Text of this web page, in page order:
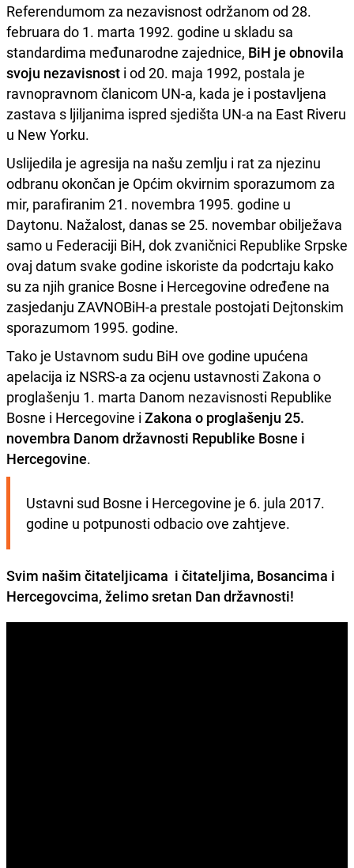
Referendumom za nezavisnost održanom od 28.
februara do 1. marta 1992. godine u skladu sa
standardima međunarodne zajednice, BiH je obnovila
svoju nezavisnost i od 20. maja 1992, postala je
ravnopravnom članicom UN-a, kada je i postavljena
zastava s ljiljanima ispred sjedišta UN-a na East Riveru
u New Yorku.
Uslijedila je agresija na našu zemlju i rat za njezinu
odbranu okončan je Općim okvirnim sporazumom za
mir, parafiranim 21. novembra 1995. godine u
Daytonu. Nažalost, danas se 25. novembar obilježava
samo u Federaciji BiH, dok zvaničnici Republike Srpske
ovaj datum svake godine iskoriste da podcrtaju kako
su za njih granice Bosne i Hercegovine određene na
zasjedanju ZAVNOBiH-a prestale postojati Dejtonskim
sporazumom 1995. godine.
Tako je Ustavnom sudu BiH ove godine upućena
apelacija iz NSRS-a za ocjenu ustavnosti Zakona o
proglašenju 1. marta Danom nezavisnosti Republike
Bosne i Hercegovine i Zakona o proglašenju 25.
novembra Danom državnosti Republike Bosne i
Hercegovine.
Ustavni sud Bosne i Hercegovine je 6. jula 2017.
godine u potpunosti odbacio ove zahtjeve.
Svim našim čitateljicama i čitateljima, Bosancima i
Hercegovcima, želimo sretan Dan državnosti!